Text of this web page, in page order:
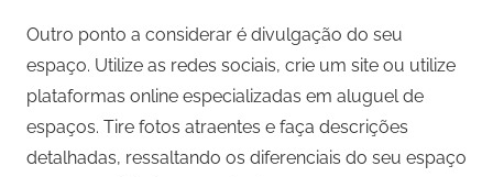
Outro ponto a considerar é divulgação do seu
espaço. Utilize as redes sociais, crie um site ou utilize
plataformas online especializadas em aluguel de
espaços. Tire fotos atraentes e faça descrições
detalhadas, ressaltando os diferenciais do seu espaço